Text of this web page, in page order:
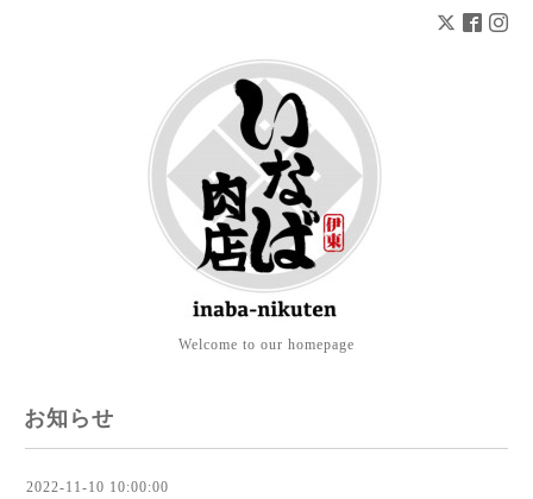
Welcome to our homepage
お知らせ
2022-11-10 10:00:00